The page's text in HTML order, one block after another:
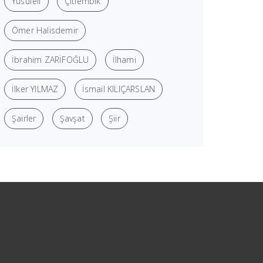
Ömer Halisdemir
İbrahim ZARİFOĞLU İlhami
İlker YILMAZ İsmail KILIÇARSLAN
Şairler Şavşat Şiir